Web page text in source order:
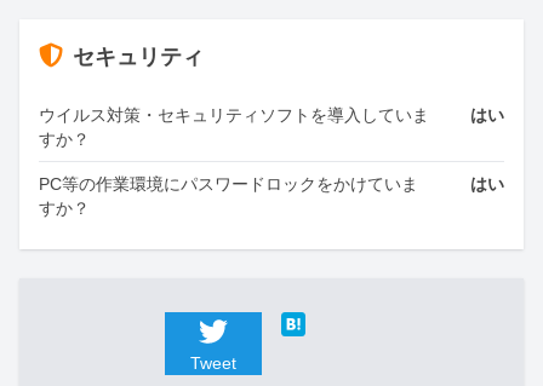
セキュリティ
ウイルス対策・セキュリティソフトを導入していま
すか？
はい
PC等の作業環境にパスワードロックをかけていま
すか？
はい
Tweet